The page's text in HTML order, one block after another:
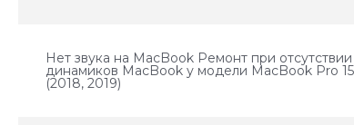
Нет звука на MacBook Ремонт при отсутствии
динамиков MacBook у модели MacBook Pro
(2018, 2019)